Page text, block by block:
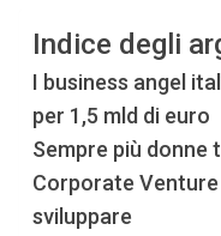
Indice degli
I business angel
per 1,5 mld di euro
Sempre più donne
Corporate
sviluppare